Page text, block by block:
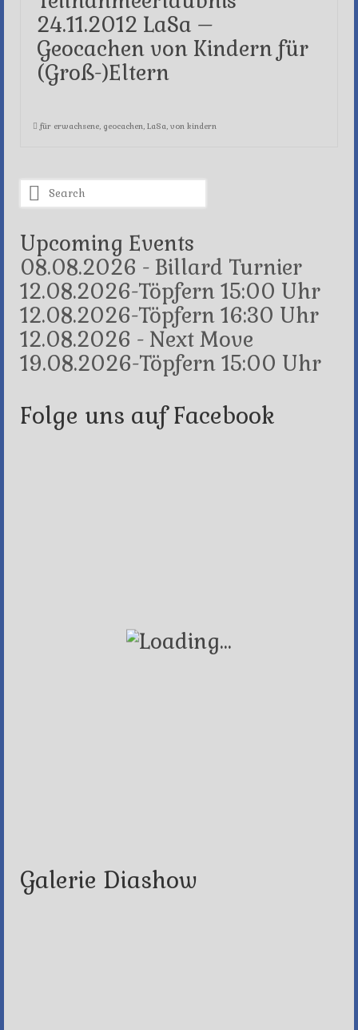
24.11.2012 LaSa –
Geocachen von Kindern für
(Groß-)Eltern
für erwachsene, geocachen, LaSa, von kindern
Search
for:
Upcoming Events
08.08.2026 - Billard Turnier
12.08.2026-Töpfern 15:00 Uhr
12.08.2026-Töpfern 16:30 Uhr
12.08.2026 - Next Move
19.08.2026-Töpfern 15:00 Uhr
Folge uns auf Facebook
Galerie Diashow